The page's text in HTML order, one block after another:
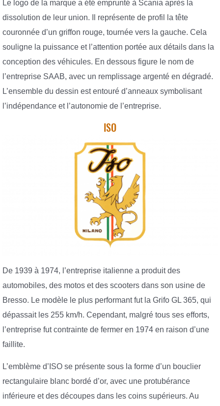
Le logo de la marque a été emprunté à Scania après la
dissolution de leur union. Il représente de profil la tête
couronnée d’un griffon rouge, tournée vers la gauche. Cela
souligne la puissance et l’attention portée aux détails dans la
conception des véhicules. En dessous figure le nom de
l’entreprise SAAB, avec un remplissage argenté en dégradé.
L’ensemble du dessin est entouré d’anneaux symbolisant
l’indépendance et l’autonomie de l’entreprise.
ISO
De 1939 à 1974, l’entreprise italienne a produit des
automobiles, des motos et des scooters dans son usine de
Bresso. Le modèle le plus performant fut la Grifo GL 365, qui
dépassait les 255 km/h. Cependant, malgré tous ses efforts,
l’entreprise fut contrainte de fermer en 1974 en raison d’une
faillite.
L’emblème d’ISO se présente sous la forme d’un bouclier
rectangulaire blanc bordé d’or, avec une protubérance
inférieure et des découpes dans les coins supérieurs. Au